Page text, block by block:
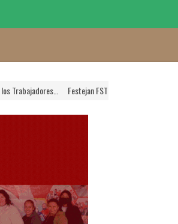
Festejan FSTSE y SNTSA a las Mamás Trabajadoras